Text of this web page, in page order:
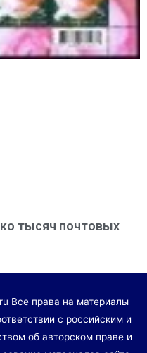
тысяч почтовых
Все права на материалы
с российским и
об авторском праве и